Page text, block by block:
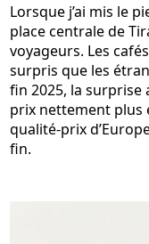
Lorsque j’ai mis le
place centrale de
voyageurs. Les
surpris que les
fin 2025, la surprise
prix nettement plus
qualité-prix
fin.